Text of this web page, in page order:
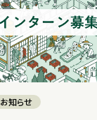
お知らせ